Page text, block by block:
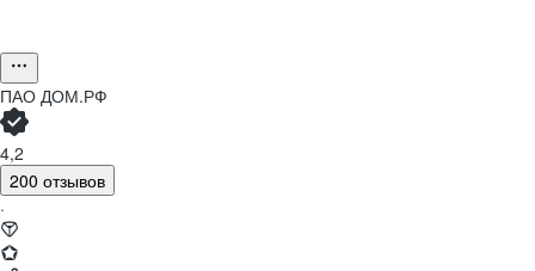
ПАО ДОМ.РФ
4,2
200 отзывов
·